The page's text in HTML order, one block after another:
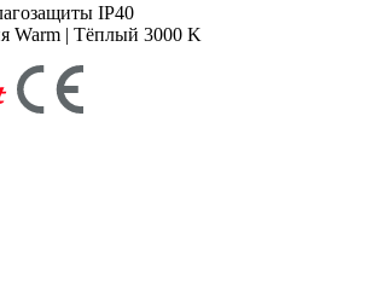
IP40
Warm | Тёплый 3000 K